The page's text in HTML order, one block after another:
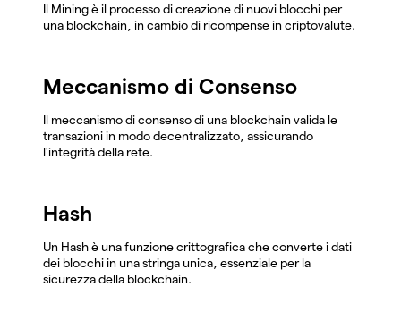
Il Mining è il processo di creazione di nuovi blocchi per
una blockchain, in cambio di ricompense in criptovalute.
Meccanismo di Consenso
Il meccanismo di consenso di una blockchain valida le
transazioni in modo decentralizzato, assicurando
l'integrità della rete.
Hash
Un Hash è una funzione crittografica che converte i dati
dei blocchi in una stringa unica, essenziale per la
sicurezza della blockchain.